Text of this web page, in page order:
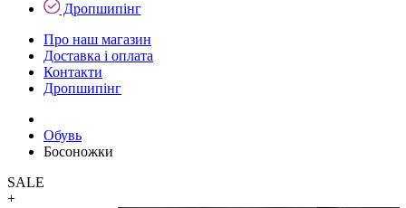
Дропшипінг
Про наш магазин
Доставка і оплата
Контакти
Дропшипінг
Обувь
Босоножки
SALE
+